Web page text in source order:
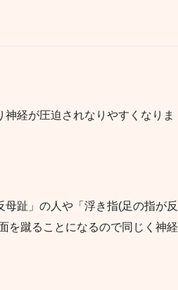
経が圧迫されなりやすくなりま
趾」の人や「浮き指(足の指が反
を蹴ることになるので同じく神経